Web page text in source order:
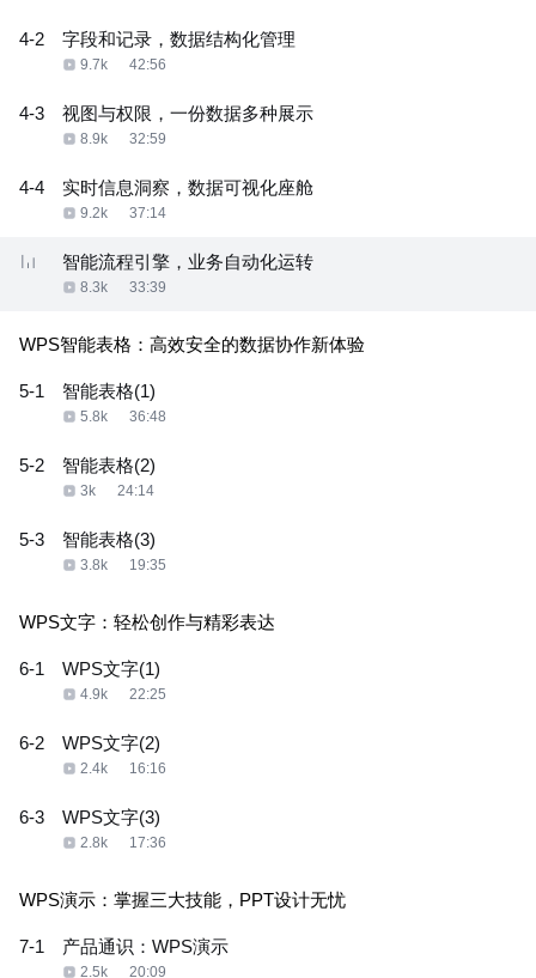
4-2 字段和记录，数据结构化管理
9.7k 42:56
4-3 视图与权限，一份数据多种展示
8.9k 32:59
4-4 实时信息洞察，数据可视化座舱
9.2k 37:14
智能流程引擎，业务自动化运转
8.3k 33:39
WPS智能表格：高效安全的数据协作新体验
5-1 智能表格(1)
5.8k 36:48
5-2 智能表格(2)
3k 24:14
5-3 智能表格(3)
3.8k 19:35
WPS文字：轻松创作与精彩表达
6-1 WPS文字(1)
4.9k 22:25
6-2 WPS文字(2)
2.4k 16:16
6-3 WPS文字(3)
2.8k 17:36
WPS演示：掌握三大技能，PPT设计无忧
7-1 产品通识：WPS演示
2.5k 20:09